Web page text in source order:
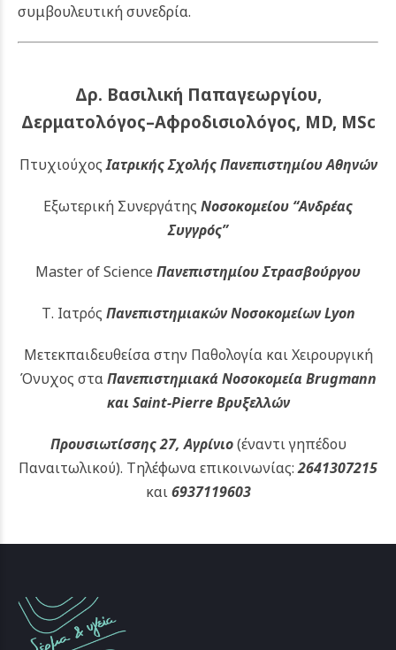
συμβουλευτική συνεδρία.
Δρ. Βασιλική Παπαγεωργίου,
Δερματολόγος–Αφροδισιολόγος, MD, MSc
ΠτυχιούχοςΙατρικής Σχολής Πανεπιστημίου Αθηνών
Εξωτερική Συνεργάτης Νοσοκομείου “Ανδρέας
Συγγρός”
Master of Science Πανεπιστημίου Στρασβούργου
Τ. Ιατρός Πανεπιστημιακών Νοσοκομείων Lyon
Μετεκπαιδευθείσα στην Παθολογία και Χειρουργική
Όνυχος σταΠανεπιστημιακά Νοσοκομεία Brugmann
και Saint-Pierre Βρυξελλών
Προυσιωτίσσης 27, Αγρίνιο(έναντι γηπέδου
Παναιτωλικού). Τηλέφωνα επικοινωνίας:2641307215
και6937119603